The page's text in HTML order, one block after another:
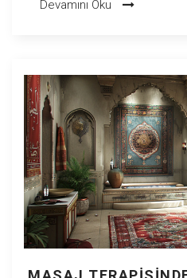
aramalı ve masaj deneyimini
Devamını Oku